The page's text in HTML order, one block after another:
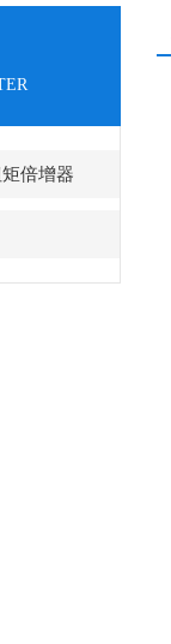
倍增器